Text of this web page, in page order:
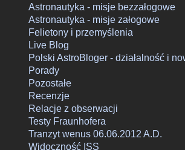
Astronautyka - misje bezzałogowe
Astronautyka - misje załogowe
Felietony i przemyślenia
Live Blog
Polski AstroBloger - działalność i
Porady
Pozostałe
Recenzje
Relacje z obserwacji
Testy Fraunhofera
Tranzyt wenus 06.06.2012 A.D.
Widoczność ISS